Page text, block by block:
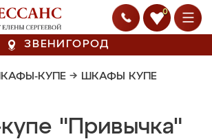
0
ЗВЕНИГОРОД
КУПЕ → ШКАФЫ КУПЕ
"Привычка"